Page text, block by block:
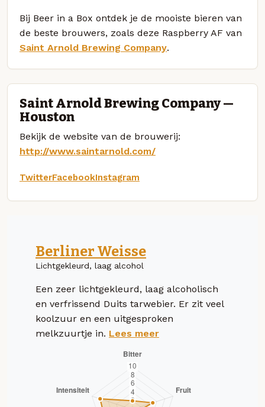
Bij Beer in a Box ontdek je de mooiste bieren van
de beste brouwers, zoals deze Raspberry AF van
Saint Arnold Brewing Company.
Saint Arnold Brewing Company —
Houston
Bekijk de website van de brouwerij:
http://www.saintarnold.com/
TwitterFacebookInstagram
Berliner Weisse
Lichtgekleurd, laag alcohol
Een zeer lichtgekleurd, laag alcoholisch
en verfrissend Duits tarwebier. Er zit veel
koolzuur en een uitgesproken
melkzuurtje in. Lees meer